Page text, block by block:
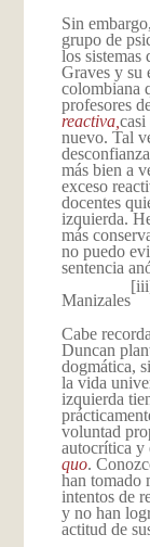
Sin
grupo de
los sistemas
Graves y su
colombiana
profesores
reactiva, casi
nuevo. Tal
más bien a
exceso
docentes
izquierda.
más
no puedo
sentencia
Manizales
Cabe
Duncan
dogmática,
la vida
izquierda
voluntad
autocrítica y
quo.
han tomado
intentos de
y no han
actitud de